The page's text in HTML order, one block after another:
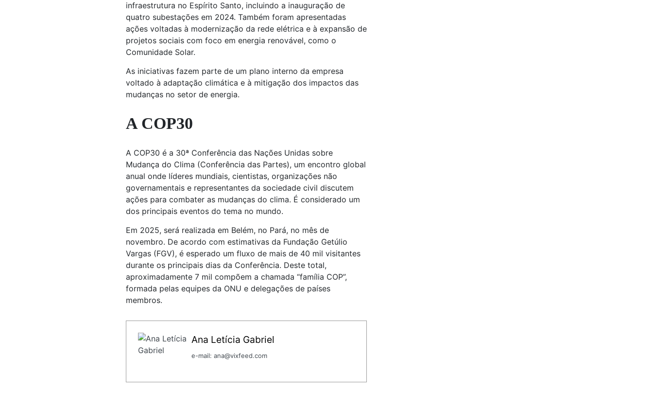
infraestrutura no Espírito Santo, incluindo a inauguração de
quatro subestações em 2024. Também foram apresentadas
ações voltadas à modernização da rede elétrica e à expansão de
projetos sociais com foco em energia renovável, como o
Comunidade Solar.
As iniciativas fazem parte de um plano interno da empresa
voltado à adaptação climática e à mitigação dos impactos das
mudanças no setor de energia.
A COP30
A COP30 é a 30ª Conferência das Nações Unidas sobre
Mudança do Clima (Conferência das Partes), um encontro global
anual onde líderes mundiais, cientistas, organizações não
governamentais e representantes da sociedade civil discutem
ações para combater as mudanças do clima. É considerado um
dos principais eventos do tema no mundo.
Em 2025, será realizada em Belém, no Pará, no mês de
novembro. De acordo com estimativas da Fundação Getúlio
Vargas (FGV), é esperado um fluxo de mais de 40 mil visitantes
durante os principais dias da Conferência. Deste total,
aproximadamente 7 mil compõem a chamada “família COP”,
formada pelas equipes da ONU e delegações de países
membros.
Ana Letícia Gabriel
e-mail: ana@vixfeed.com